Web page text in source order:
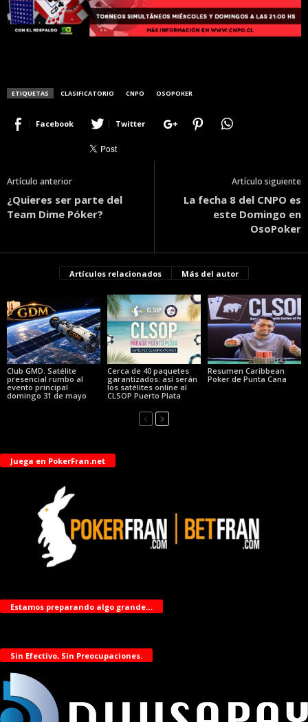
ETIQUETAS CLASIFICATORIO CNPO OSOPOKER
Facebook Twitter
Artículo anterior
¿Quieres ser parte del
Team Dime Póker?
Artículo siguiente
La fecha 8 del CNPO es
este Domingo en
OsoPoker
Artículos relacionados Más del autor
Club GMD. Satélite
presencial rumbo al
evento principal
domingo 31 de mayo
Cerca de 40 paquetes
garantizados: así serán
los satélites online al
CLSOP Puerto Plata
Resumen Caribbean
Poker de Punta Cana
Juega en PokerFran.net
Estamos preparando algo grande…
Sin Efectivo, Sin Preocupaciones.